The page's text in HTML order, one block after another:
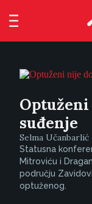
suđenje
Selma Učanbarlić
Statusna
Mitroviću i
području
optuženog.